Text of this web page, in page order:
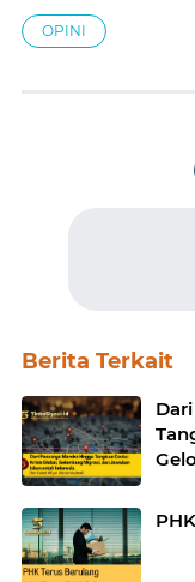
OPINI
Berita Terkait